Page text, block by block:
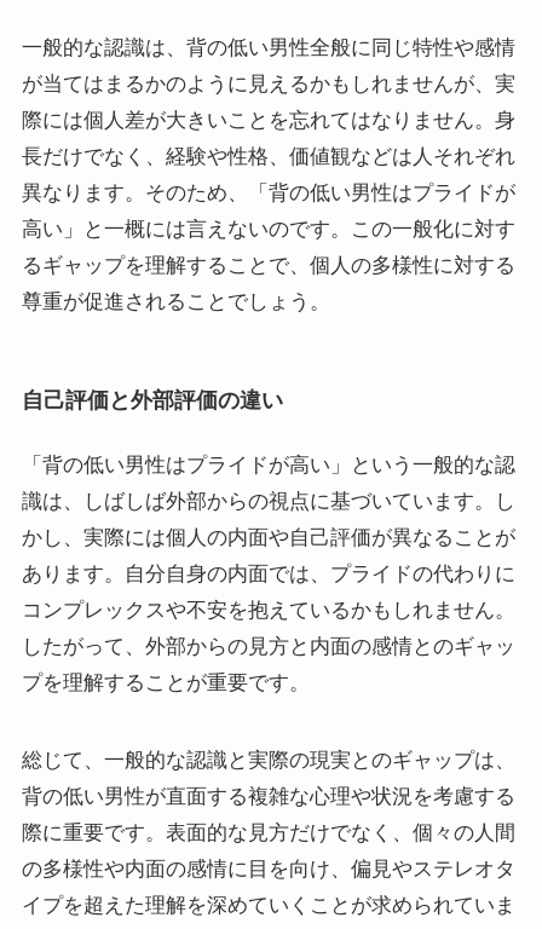
一般的な認識は、背の低い男性全般に同じ特性や感情
が当てはまるかのように見えるかもしれませんが、実
際には個人差が大きいことを忘れてはなりません。身
長だけでなく、経験や性格、価値観などは人それぞれ
異なります。そのため、「背の低い男性はプライドが
高い」と一概には言えないのです。この一般化に対す
るギャップを理解することで、個人の多様性に対する
尊重が促進されることでしょう。
自己評価と外部評価の違い
「背の低い男性はプライドが高い」という一般的な認
識は、しばしば外部からの視点に基づいています。し
かし、実際には個人の内面や自己評価が異なることが
あります。自分自身の内面では、プライドの代わりに
コンプレックスや不安を抱えているかもしれません。
したがって、外部からの見方と内面の感情とのギャッ
プを理解することが重要です。
総じて、一般的な認識と実際の現実とのギャップは、
背の低い男性が直面する複雑な心理や状況を考慮する
際に重要です。表面的な見方だけでなく、個々の人間
の多様性や内面の感情に目を向け、偏見やステレオタ
イプを超えた理解を深めていくことが求められていま